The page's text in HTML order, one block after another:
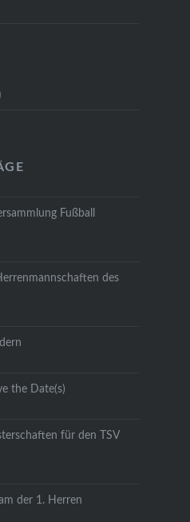
Fußball
des
the Date(s)
für den TSV
der 1. Herren